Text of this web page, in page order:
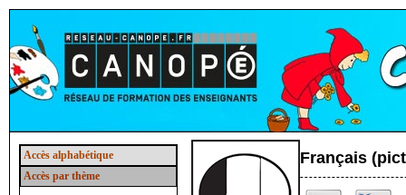
Accès alphabétique
Accès par thème
Français